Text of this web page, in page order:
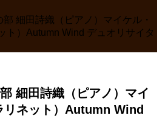
細田詩織（ピアノ）マイケル・
ト）Autumn Wind デュオリサイタ
細田詩織（ピアノ）マイ
リネット）Autumn Wind